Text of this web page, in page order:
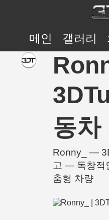
메인 갤러리
동차
Ronny_ —
고 — 독창적
춤형 차량